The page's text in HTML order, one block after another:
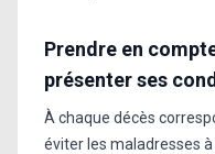
Prendre en
présenter ses
À chaque décès
éviter les maladresses